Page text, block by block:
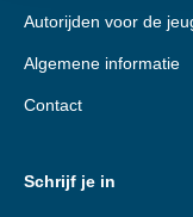
Autorijden voor de
Algemene informatie
Contact
Schrijf je in